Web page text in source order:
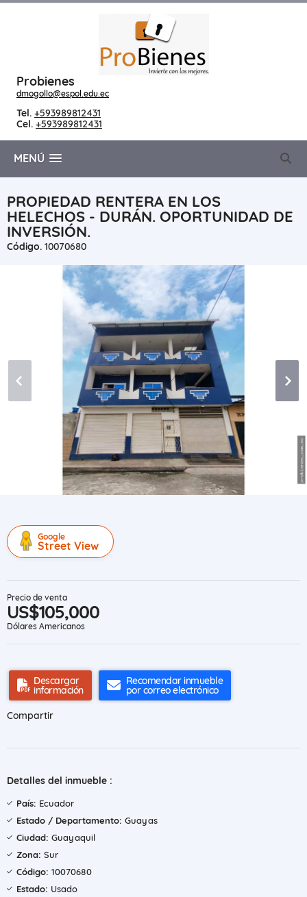
Probienes
dmogollo@espol.edu.ec
Tel. +593989812431
Cel. +593989812431
MENÚ
PROPIEDAD RENTERA EN LOS
HELECHOS - DURÁN. OPORTUNIDAD DE
INVERSIÓN.
Código. 10070680
Google
Street View
Precio de venta
US$105,000
Dólares Americanos
Descargar
información
Recomendar inmueble
por correo electrónico
Compartir
Detalles del inmueble :
País: Ecuador
Estado / Departamento: Guayas
Ciudad: Guayaquil
Zona: Sur
Código: 10070680
Estado: Usado